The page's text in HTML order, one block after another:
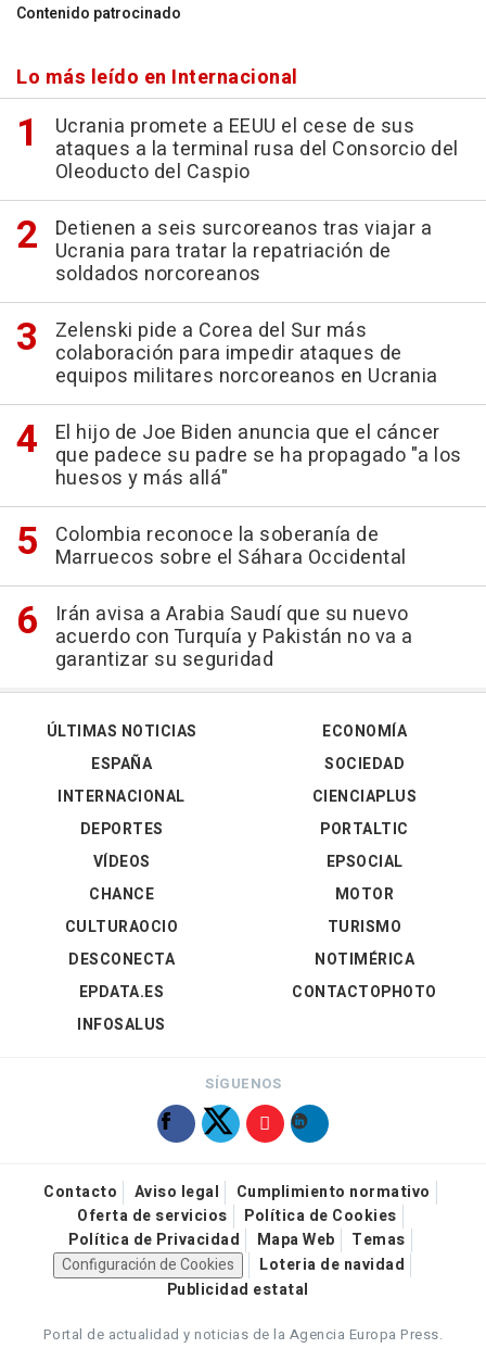
Contenido patrocinado
Lo más leído en Internacional
Ucrania promete a EEUU el cese de sus
ataques a la terminal rusa del Consorcio del
Oleoducto del Caspio
Detienen a seis surcoreanos tras viajar a
Ucrania para tratar la repatriación de
soldados norcoreanos
Zelenski pide a Corea del Sur más
colaboración para impedir ataques de
equipos militares norcoreanos en Ucrania
El hijo de Joe Biden anuncia que el cáncer
que padece su padre se ha propagado "a los
huesos y más allá"
Colombia reconoce la soberanía de
Marruecos sobre el Sáhara Occidental
Irán avisa a Arabia Saudí que su nuevo
acuerdo con Turquía y Pakistán no va a
garantizar su seguridad
ÚLTIMAS NOTICIAS
ESPAÑA
INTERNACIONAL
DEPORTES
VÍDEOS
ECONOMÍA
SOCIEDAD
CIENCIAPLUS
PORTALTIC
EPSOCIAL
CHANCE
CULTURAOCIO
DESCONECTA
EPDATA.ES
INFOSALUS
MOTOR
TURISMO
NOTIMÉRICA
CONTACTOPHOTO
SÍGUENOS
Contacto Aviso legal
Cumplimiento normativo
Oferta de servicios
Política de Cookies
Política de Privacidad
Mapa Web
Temas
Configuración de Cookies
Loteria de navidad
Publicidad estatal
Portal de actualidad y noticias de la Agencia Europa Press.